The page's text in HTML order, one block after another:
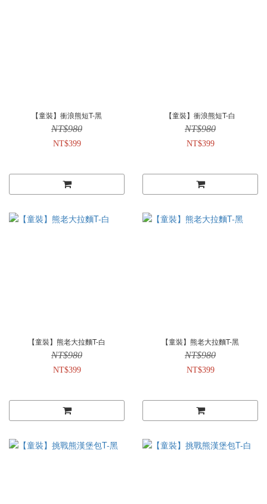
【童裝】衝浪熊短T-黑
NT$980
NT$399
【童裝】衝浪熊短T-白
NT$980
NT$399
【童裝】熊老大拉麵T-白
NT$980
NT$399
【童裝】熊老大拉麵T-黑
NT$980
NT$399